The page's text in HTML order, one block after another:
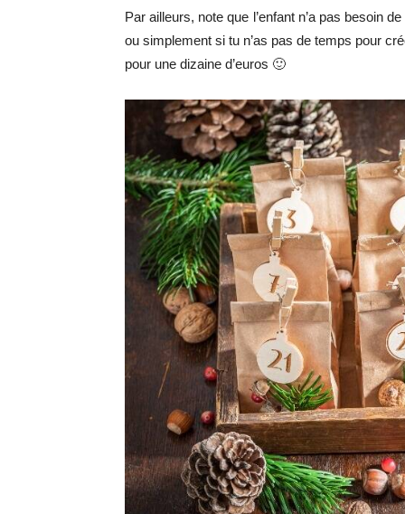
Par ailleurs, note que l’enfant n’a pas besoin
ou simplement si tu n’as pas de temps pour
pour une dizaine d’euros 🙂